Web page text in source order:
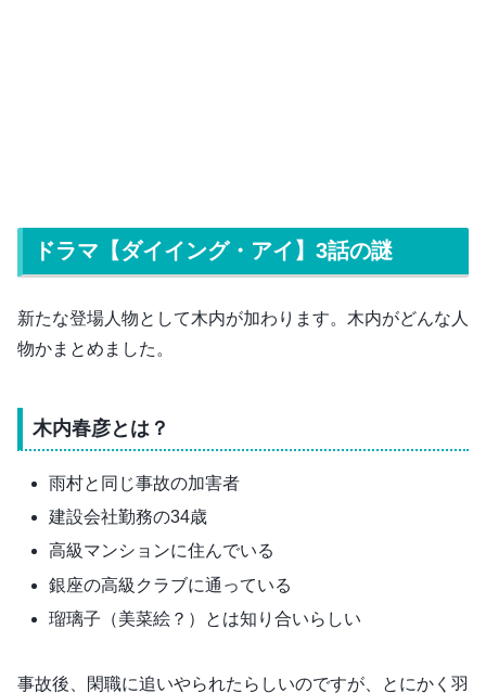
ドラマ【ダイイング・アイ】3話の謎
新たな登場人物として木内が加わります。木内がどんな人
物かまとめました。
木内春彦とは？
雨村と同じ事故の加害者
建設会社勤務の34歳
高級マンションに住んでいる
銀座の高級クラブに通っている
瑠璃子（美菜絵？）とは知り合いらしい
事故後、閑職に追いやられたらしいのですが、とにかく羽